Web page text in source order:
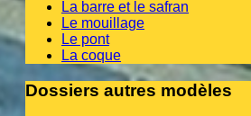
La barre et le safran
Le mouillage
Le pont
La coque
Dossiers autres modèles